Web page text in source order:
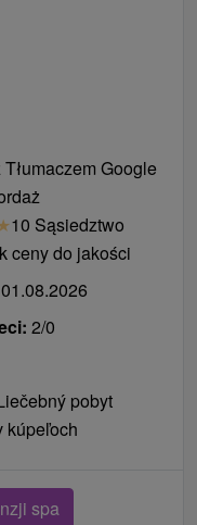
Google
10 Sąsiedztwo
ceny do jakości
2/0
pobyt
kúpeľoch
spa